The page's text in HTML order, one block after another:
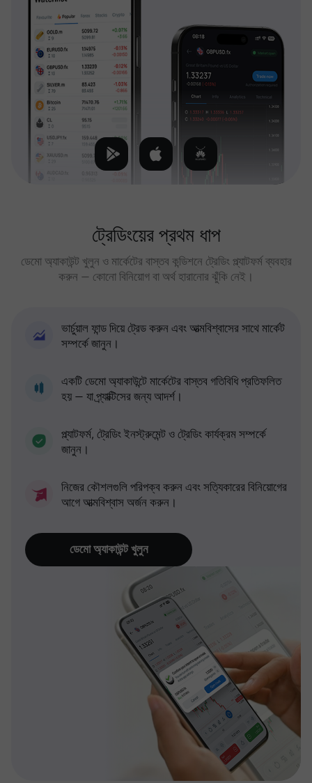
ট্রেডিংয়ের প্রথম ধাপ
ডেমো অ্যাকাউন্ট খুলুন ও মার্কেটের বাস্তব কন্ডিশনে ট্রেডিং প্ল্যাটফর্ম ব্যবহার
করুন — কোনো বিনিয়োগ বা অর্থ হারানোর ঝুঁকি নেই।
ভার্চুয়াল ফান্ড দিয়ে ট্রেড করুন এবং আত্মবিশ্বাসের সাথে মার্কেট
সম্পর্কে জানুন।
একটি ডেমো অ্যাকাউন্টে মার্কেটের বাস্তব গতিবিধি প্রতিফলিত
হয় — যা প্র্যাক্টিসের জন্য আদর্শ।
প্ল্যাটফর্ম, ট্রেডিং ইনস্ট্রুমেন্ট ও ট্রেডিং কার্যক্রম সম্পর্কে
জানুন।
নিজের কৌশলগুলি পরিপক্ব করুন এবং সত্যিকারের বিনিয়োগের
আগে আত্মবিশ্বাস অর্জন করুন।
ডেমো অ্যাকাউন্ট খুলুন